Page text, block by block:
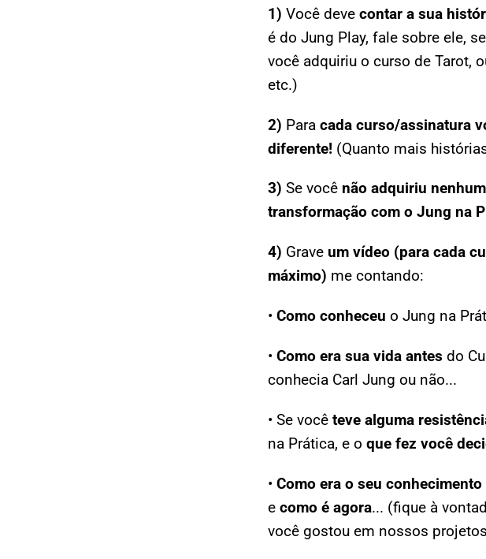
1) Você deve contar a sua
é do Jung Play, fale sobre ele,
você adquiriu o curso de Tarot,
etc.)
2) Para cada curso/assinatura
diferente! (Quanto mais
3) Se você não adquiriu
transformação com o Jung na
4) Grave um vídeo (para cada
máximo) me contando:
• Como conheceu o Jung na
• Como era sua vida antes do
conhecia Carl Jung ou não...
• Se você teve alguma
na Prática, e o que fez você
• Como era o seu conhecimento
e como é agora... (fique à
você gostou em nossos